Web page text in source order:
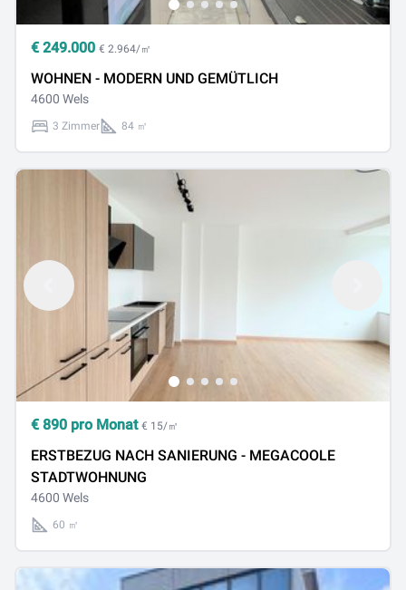
€ 249.000 € 2.964/㎡
WOHNEN - MODERN UND GEMÜTLICH
4600 Wels
3 Zimmer 84 ㎡
€ 890 pro Monat € 15/㎡
ERSTBEZUG NACH SANIERUNG - MEGACOOLE
STADTWOHNUNG
4600 Wels
60 ㎡